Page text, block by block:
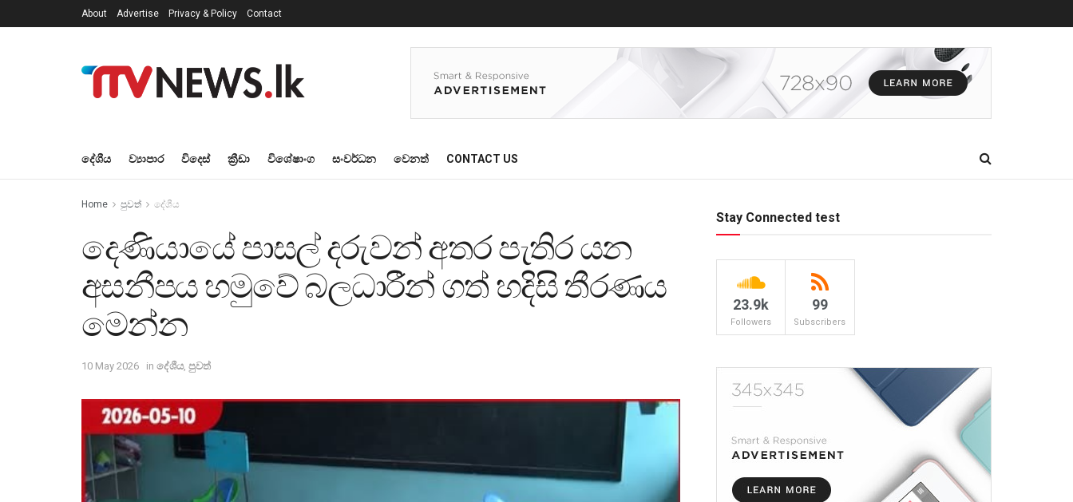
About Advertise Privacy & Policy Contact
දේශීය ව්‍යාපාර විදෙස් ක්‍රීඩා විශේෂාංග සංවර්ධන වෙනත් CONTACT US
Home පුවත් දේශීය
දෙණියායේ පාසල් දරුවන් අතර පැතිර යන
අසනීපය හමුවේ බලධාරීන් ගත් හදිසි තීරණය
මෙන්න
10 May 2026 in දේශීය, පුවත්
Stay Connected test
23.9k
Followers
99
Subscribers